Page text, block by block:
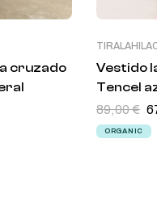
cruzado
Vestido
Tencel
89,00€
ORGANIC